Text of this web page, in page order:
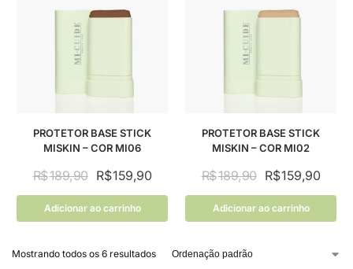
PROTETOR BASE STICK
MISKIN – COR MI06
R$189,90 R$159,90
Adicionar ao carrinho
PROTETOR BASE STICK
MISKIN – COR MI02
R$189,90 R$159,90
Adicionar ao carrinho
Mostrando todos os 6 resultados